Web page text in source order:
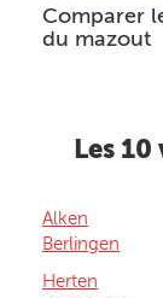
Comparer
du mazout
Les
Alken
Berlingen
Herten